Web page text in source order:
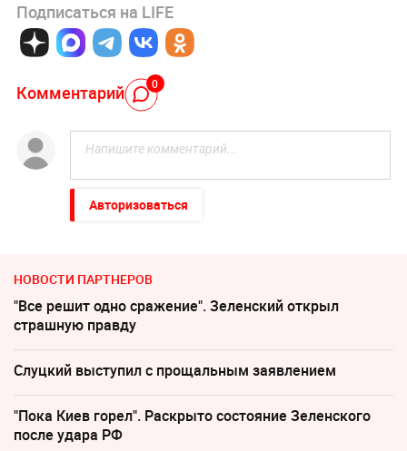
Подписаться на LIFE
Комментарий 0
Авторизоваться
НОВОСТИ ПАРТНЕРОВ
"Все решит одно сражение". Зеленский открыл
страшную правду
Слуцкий выступил с прощальным заявлением
"Пока Киев горел". Раскрыто состояние Зеленского
после удара РФ